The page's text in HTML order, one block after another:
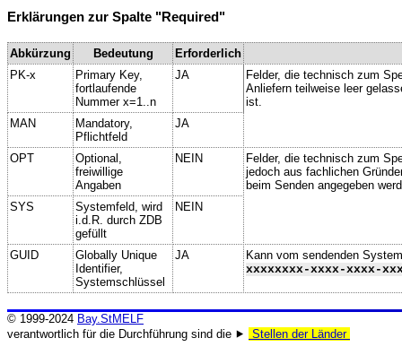
Erklärungen zur Spalte "Required"
Abkürzung Bedeutung
Erforderlich
PK-x
Primary Key,
fortlaufende
Nummer x=1..n
JA
Felder, die technisch zum
Anliefern teilweise leer
ist.
MAN
Mandatory,
Pflichtfeld
JA
OPT
Optional,
freiwillige
Angaben
NEIN
Felder, die technisch zum
jedoch aus fachlichen
beim Senden angegeben
SYS
Systemfeld, wird
i.d.R. durch ZDB
gefüllt
NEIN
GUID
Globally Unique
Identifier,
Systemschlüssel
JA
Kann vom sendenden
xxxxxxxx-xxxx-xxxx-
© 1999-2024 Bay.StMELF
verantwortlich für die Durchführung sind die ⯈
Stellen der Länder